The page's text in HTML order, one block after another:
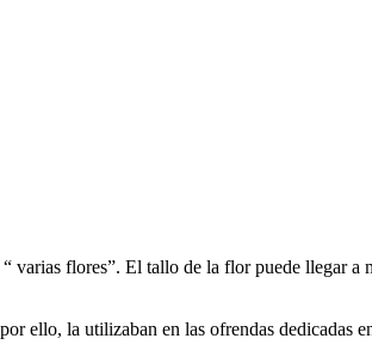
varias flores”. El tallo de la flor puede llegar a
ello, la utilizaban en las ofrendas dedicadas